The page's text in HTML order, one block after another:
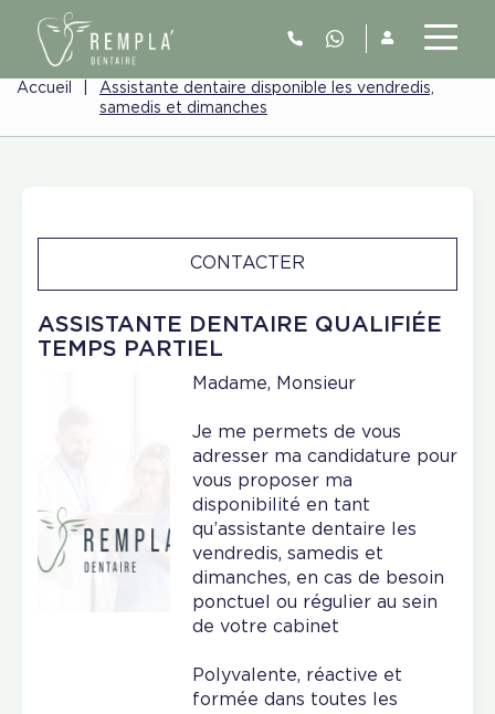
Accueil
Assistante dentaire disponible les vendredis,
samedis et dimanches
ASSISTANTE DENTAIRE QUALIFIÉE
TEMPS PARTIEL
CONTACTER
Madame, Monsieur
Je me permets de vous
adresser ma candidature pour
vous proposer ma
disponibilité en tant
qu’assistante dentaire les
vendredis, samedis et
dimanches, en cas de besoin
ponctuel ou régulier au sein
de votre cabinet
Polyvalente, réactive et
formée dans toutes les